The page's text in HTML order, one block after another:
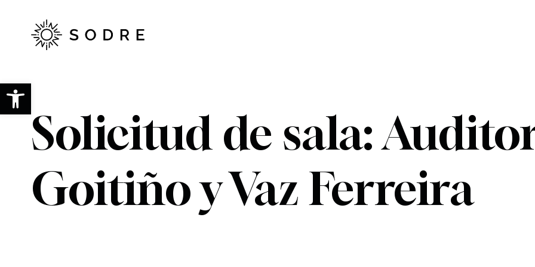
Abrir barra de herramientas
contenido
principal
Solicitud de sala:
Goitiño y Vaz Ferreira